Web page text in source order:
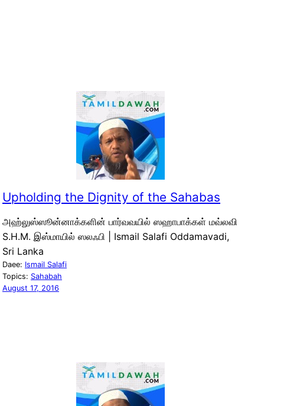
Upholding the Dignity of the Sahabas
அஹ்லுஸ்ஸூன்னாக்களின் பார்வவயில் ஸஹாபாக்கள் மவ்லவி
S.H.M. இஸ்மாயில் ஸலஃபி | Ismail Salafi Oddamavadi,
Sri Lanka
Daee: Ismail Salafi
Topics: Sahabah
August 17, 2016